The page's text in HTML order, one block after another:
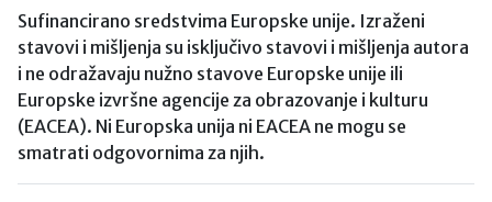
Sufinancirano sredstvima Europske unije. Izraženi
stavovi i mišljenja su isključivo stavovi i mišljenja autora
i ne odražavaju nužno stavove Europske unije ili
Europske izvršne agencije za obrazovanje i kulturu
(EACEA). Ni Europska unija ni EACEA ne mogu se
smatrati odgovornima za njih.